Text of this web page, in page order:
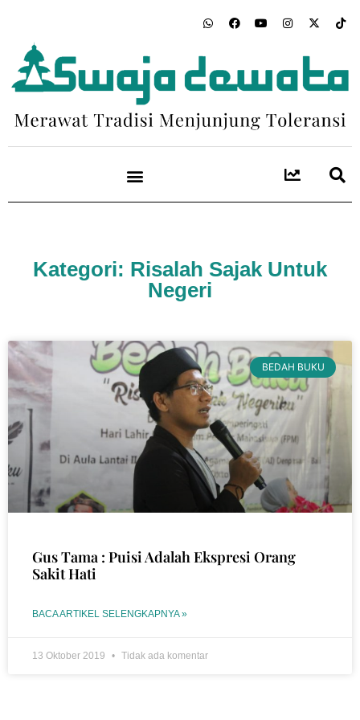
Kategori: Risalah Sajak Untuk
Negeri
BEDAH BUKU
Gus Tama : Puisi Adalah Ekspresi Orang
Sakit Hati
BACA ARTIKEL SELENGKAPNYA »
13 Oktober 2019 Tidak ada komentar